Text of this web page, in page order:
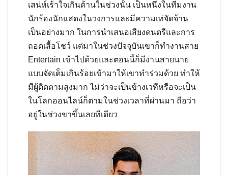
เสน่ห์เร้าใจเกินต้านในช่วงนั้น เป็นหนึ่งในทีมงาน
นักร้องนักแสดงในวงการและมีความเท่จัดจ้าน
เป็นอย่างมาก ในการนำเสนอเสียงดนตรีและการ
ถอดเสื้อโชว์ แต่มาในช่วงปัจจุบันเขาก็ทำงานสาย
Entertain เข้าไปด้วยและตอนนี้ก็มีงานสายนาย
แบบจัดเต็มเกินร้อยเข้ามาให้เขาทำร่วมด้วย ทำให้
มีผู้ติดตามสูงมาก ไม่ว่าจะเป็นข้างเวทีหรือจะเป็น
ในโลกออนไลน์ก็ตามในช่วงเวลาที่ผ่านมา ถือว่า
อยู่ในช่วงขาขึ้นเลยทีเดียว